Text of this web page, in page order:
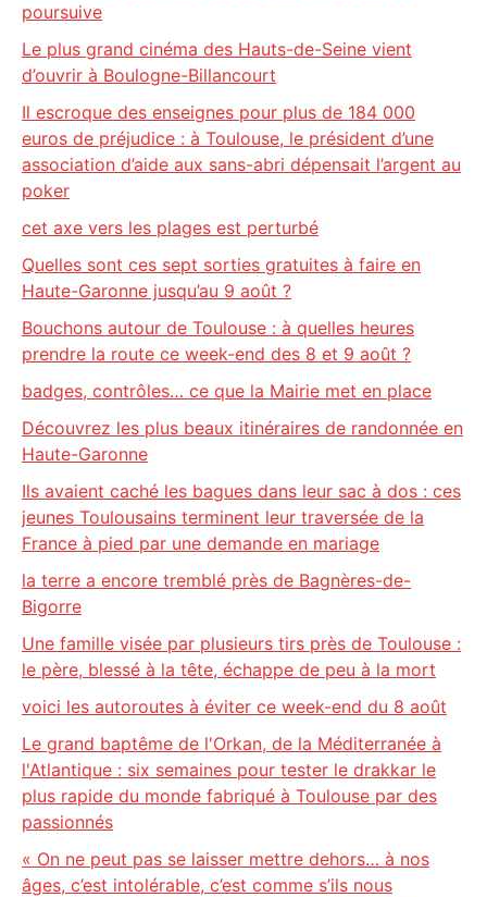
poursuive
Le plus grand cinéma des Hauts-de-Seine vient
d’ouvrir à Boulogne-Billancourt
Il escroque des enseignes pour plus de 184 000
euros de préjudice : à Toulouse, le président d’une
association d’aide aux sans-abri dépensait l’argent au
poker
cet axe vers les plages est perturbé
Quelles sont ces sept sorties gratuites à faire en
Haute-Garonne jusqu’au 9 août ?
Bouchons autour de Toulouse : à quelles heures
prendre la route ce week-end des 8 et 9 août ?
badges, contrôles… ce que la Mairie met en place
Découvrez les plus beaux itinéraires de randonnée en
Haute-Garonne
Ils avaient caché les bagues dans leur sac à dos : ces
jeunes Toulousains terminent leur traversée de la
France à pied par une demande en mariage
la terre a encore tremblé près de Bagnères-de-
Bigorre
Une famille visée par plusieurs tirs près de Toulouse :
le père, blessé à la tête, échappe de peu à la mort
voici les autoroutes à éviter ce week-end du 8 août
Le grand baptême de l'Orkan, de la Méditerranée à
l'Atlantique : six semaines pour tester le drakkar le
plus rapide du monde fabriqué à Toulouse par des
passionnés
« On ne peut pas se laisser mettre dehors… à nos
âges, c’est intolérable, c’est comme s’ils nous